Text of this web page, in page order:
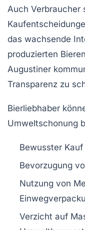
Auch Verbraucher
das wachsende
produzierten
Augustiner
Transparenz zu
Bierliebhaber
Umweltschonung
Bewusster
Bevorzugung
Nutzung von
Verzicht auf